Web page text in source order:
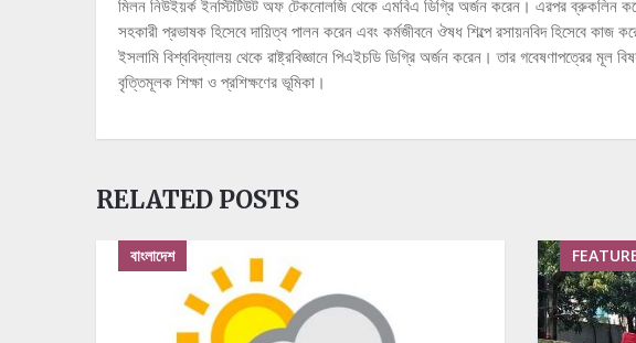
মিলন নিউইয়র্ক ইনস্টিটিউট অফ টেকনোলজি থেকে এমবিএ ডিগ্রি অর্জন করেন। এরপর ব্রুকলিন
সহকারী প্রভাষক হিসেবে দায়িত্ব পালন করেন এবং কর্মজীবনে ঔষধ শিল্পে রসায়নবিদ হিসেবে কাজ
ইসলামি বিশ্ববিদ্যালয় থেকে রাষ্ট্রবিজ্ঞানে পিএইচডি ডিগ্রি অর্জন করেন। তার গবেষণাপত্রের মূল
বৃত্তিমূলক শিক্ষা ও প্রশিক্ষণের ভূমিকা।
RELATED POSTS
বাংলাদেশ